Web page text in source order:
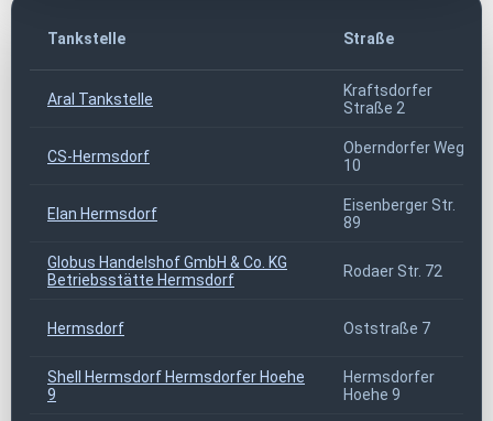
Tankstelle Straße
Aral Tankstelle
Kraftsdorfer
Straße 2
CS-Hermsdorf
Oberndorfer Weg
10
Elan Hermsdorf
Eisenberger Str.
89
Globus Handelshof GmbH & Co. KG
Betriebsstätte Hermsdorf
Rodaer Str. 72
Hermsdorf Oststraße 7
Shell Hermsdorf Hermsdorfer Hoehe
9
Hermsdorfer
Hoehe 9